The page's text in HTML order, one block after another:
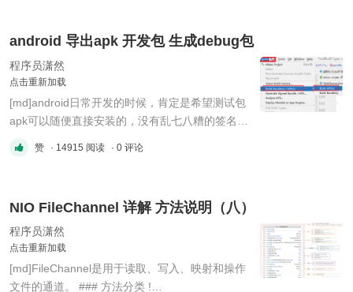
5peb2a67f11.png?imageMogr2/auto-orient/s ...
android 导出apk 开发包 生成debug包
程序员潇然
点击重新加载
[md]android日常开发的时候，肯定是希望测试包
apk可以随便直接安装的，没有乱七八糟的签名啊
debug包方法 ### 步骤 !
orient/strip%7CimageView2/2/w/300
赞 · 14915 阅读 · 0 评论
NIO FileChannel 详解 方法说明（八）
程序员潇然
点击重新加载
[md]FileChannel是用于读取、写入、映射和操作
文件的通道。 ### 方法分类 !